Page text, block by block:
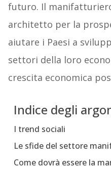
futuro. Il
architetto per la
aiutare i Paesi a
settori della loro
crescita economica
Indice degli
I trend sociali
Le sfide del settore
Come dovrà essere la